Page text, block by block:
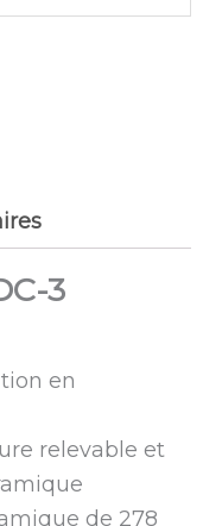
3
en
relevable et
de 278